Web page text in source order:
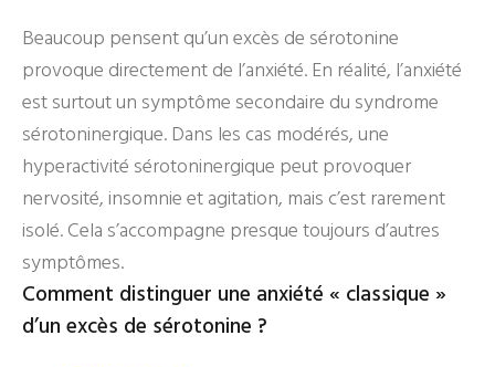
Beaucoup pensent qu’un excès de sérotonine
provoque directement de l’anxiété. En réalité, l’anxiété
est surtout un symptôme secondaire du syndrome
sérotoninergique. Dans les cas modérés, une
hyperactivité sérotoninergique peut provoquer
nervosité, insomnie et agitation, mais c’est rarement
isolé. Cela s’accompagne presque toujours d’autres
symptômes.
Comment distinguer une anxiété « classique »
d’un excès de sérotonine ?